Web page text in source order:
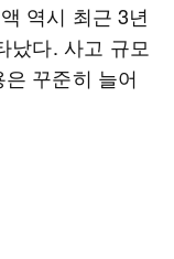
역시 최근 3년
났다. 사고 규모
꾸준히 늘어